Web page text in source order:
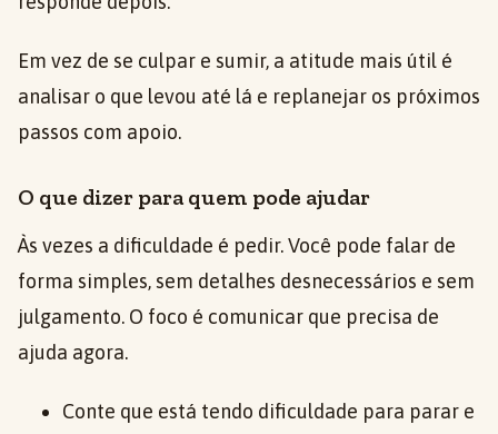
Em vez de se culpar e sumir, a atitude mais útil é
analisar o que levou até lá e replanejar os próximos
passos com apoio.
O que dizer para quem pode ajudar
Às vezes a dificuldade é pedir. Você pode falar de
forma simples, sem detalhes desnecessários e sem
julgamento. O foco é comunicar que precisa de
ajuda agora.
Conte que está tendo dificuldade para parar e